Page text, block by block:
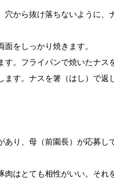
から抜け落ちないように
をしっかり焼きます。
。フライパンで焼いたナ
す。ナスを箸（はし）で
り、母（前園長）が応募
はとても相性がいい。そ